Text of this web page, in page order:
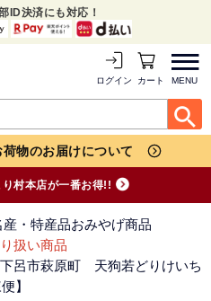
ID決済にも対応！
MENU
ログイン カートを見る
物のお届けについて
村本店が一番お得!!
・特産品おみやげ商品
扱い商品
下呂市萩原町 天狗若どりけいち
】